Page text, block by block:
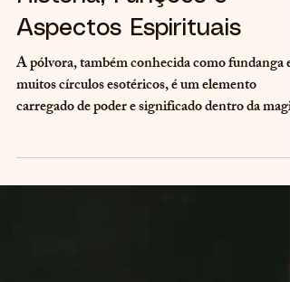
O Uso da Fundanga
(Pólvora) na Magia Sua
História, Funções e
Aspectos Espirituais
carregado de poder e significado dentro da magia.